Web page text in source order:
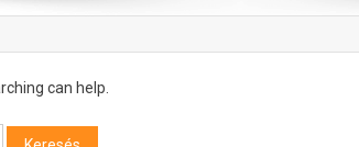
can help.